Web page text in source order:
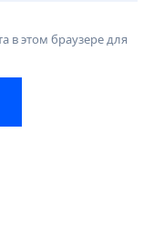
в этом браузере для